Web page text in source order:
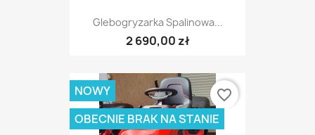
Glebogryzarka Spalinowa...
2 690,00 zł
NOWY
OBECNIE BRAK NA STANIE
favorite_border